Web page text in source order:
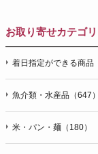
お取り寄せカテゴ
着日指定ができる商品
魚介類・水産品（647）
米・パン・麺（180）